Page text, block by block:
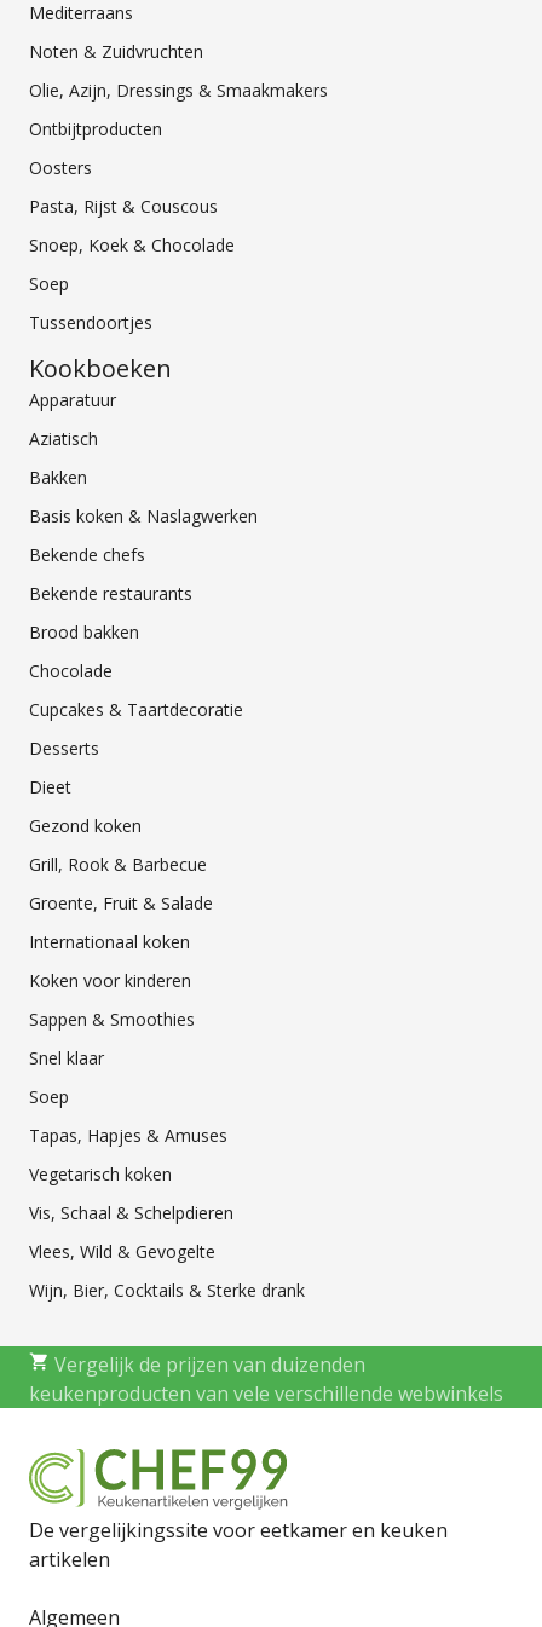
Mediterraans
Noten & Zuidvruchten
Olie, Azijn, Dressings & Smaakmakers
Ontbijtproducten
Oosters
Pasta, Rijst & Couscous
Snoep, Koek & Chocolade
Soep
Tussendoortjes
Kookboeken
Apparatuur
Aziatisch
Bakken
Basis koken & Naslagwerken
Bekende chefs
Bekende restaurants
Brood bakken
Chocolade
Cupcakes & Taartdecoratie
Desserts
Dieet
Gezond koken
Grill, Rook & Barbecue
Groente, Fruit & Salade
Internationaal koken
Koken voor kinderen
Sappen & Smoothies
Snel klaar
Soep
Tapas, Hapjes & Amuses
Vegetarisch koken
Vis, Schaal & Schelpdieren
Vlees, Wild & Gevogelte
Wijn, Bier, Cocktails & Sterke drank
Vergelijk de prijzen van duizenden
keukenproducten van vele verschillende webwinkels
De vergelijkingssite voor eetkamer en keuken
artikelen
Algemeen